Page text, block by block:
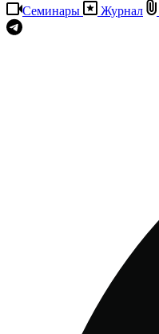
Семинары
Журнал